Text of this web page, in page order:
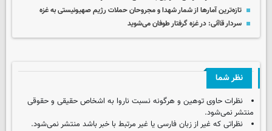
تازه‌ترین آمارها از شمار شهدا و مجروحان حملات رژیم صهیونیستی به غزه
سردار قاآنی: در غزه گرفتار طوفان می‌شوید
نظر شما
نظرات حاوی توهین و هرگونه نسبت ناروا به اشخاص حقیقی و حقوقی
منتشر نمی‌شود.
نظراتی که غیر از زبان فارسی یا غیر مرتبط با خبر باشد منتشر نمی‌شود.